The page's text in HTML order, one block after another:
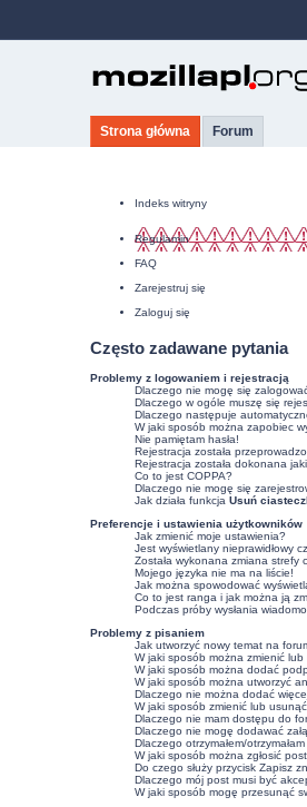
Strona główna Forum
Indeks witryny
Regulamin
FAQ
Zarejestruj się
Zaloguj się
Często zadawane pytania
Problemy z logowaniem i rejestracją
Dlaczego nie mogę się
Dlaczego w ogóle muszę się
Dlaczego następuje
W jaki sposób można zapobiec
Nie pamiętam hasła!
Rejestracja została
Rejestracja została dokonana
Co to jest COPPA?
Dlaczego nie mogę się
Jak działa funkcja Usuń
Preferencje i ustawienia użytkowników
Jak zmienić moje ustawienia?
Jest wyświetlany nieprawidłowy
Została wykonana zmiana strefy
Mojego języka nie ma na liście!
Jak można spowodować
Co to jest ranga i jak można ją
Podczas próby wysłania
Problemy z pisaniem
Jak utworzyć nowy temat na
W jaki sposób można zmienić
W jaki sposób można dodać
W jaki sposób można utworzyć
Dlaczego nie można dodać
W jaki sposób zmienić lub
Dlaczego nie mam dostępu do
Dlaczego nie mogę dodawać
Dlaczego otrzymałem/
W jaki sposób można zgłosić
Do czego służy przycisk Zapisz
Dlaczego mój post musi być
W jaki sposób mogę przesunąć